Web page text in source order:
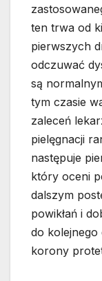
ten trwa od
pierwszych
odczuwać
są
tym czasie
zaleceń
pielęgnacji
następuje
który oceni
dalszym
powikłań i
do kolejnego
korony